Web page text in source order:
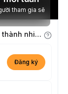
Kiếm Điểm kinh nghiệm bằng cách hoàn thành nhiệm vụ
Đăng ký